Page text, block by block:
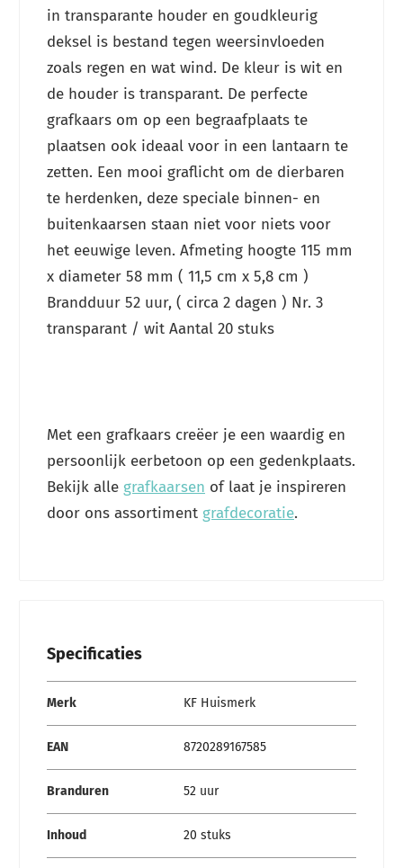
in transparante houder en goudkleurig
deksel is bestand tegen weersinvloeden
zoals regen en wat wind. De kleur is wit en
de houder is transparant. De perfecte
grafkaars om op een begraafplaats te
plaatsen ook ideaal voor in een lantaarn te
zetten. Een mooi graflicht om de dierbaren
te herdenken, deze speciale binnen- en
buitenkaarsen staan niet voor niets voor
het eeuwige leven. Afmeting hoogte 115 mm
x diameter 58 mm ( 11,5 cm x 5,8 cm )
Brandduur 52 uur, ( circa 2 dagen ) Nr. 3
transparant / wit Aantal 20 stuks
Met een grafkaars creëer je een waardig en
persoonlijk eerbetoon op een gedenkplaats.
Bekijk alle grafkaarsen of laat je inspireren
door ons assortiment grafdecoratie.
Specificaties
Merk
KF Huismerk
EAN 8720289167585
Branduren 52 uur
Inhoud 20 stuks